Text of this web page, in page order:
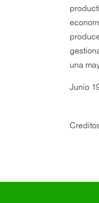
una
Junio